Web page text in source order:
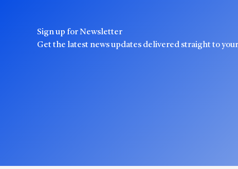
Sign up for Newsletter
Get the latest news updates delivered straight to